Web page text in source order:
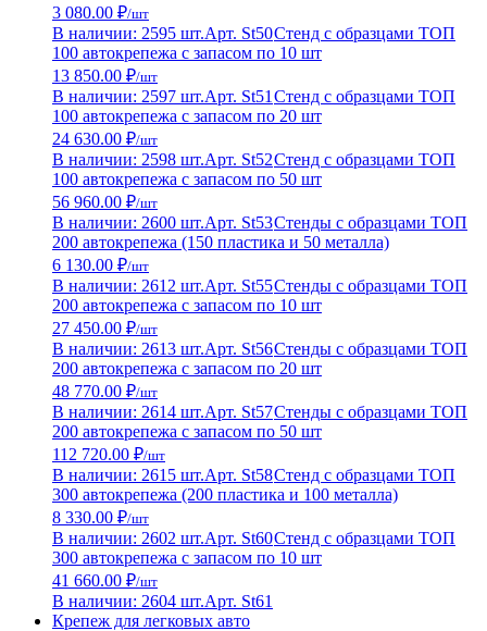
3 080.00 ₽/шт
В наличии: 2595 шт.Арт. St50Стенд с образцами ТОП
100 автокрепежа с запасом по 10 шт
13 850.00 ₽/шт
В наличии: 2597 шт.Арт. St51 Стенд с образцами ТОП
100 автокрепежа с запасом по 20 шт
24 630.00 ₽/шт
В наличии: 2598 шт.Арт. St52Стенд с образцами ТОП
100 автокрепежа с запасом по 50 шт
56 960.00 ₽/шт
В наличии: 2600 шт.Арт. St53Стенды с образцами ТОП
200 автокрепежа (150 пластика и 50 металла)
6 130.00 ₽/шт
В наличии: 2612 шт.Арт. St55Стенды с образцами ТОП
200 автокрепежа с запасом по 10 шт
27 450.00 ₽/шт
В наличии: 2613 шт.Арт. St56Стенды с образцами ТОП
200 автокрепежа с запасом по 20 шт
48 770.00 ₽/шт
В наличии: 2614 шт.Арт. St57Стенды с образцами ТОП
200 автокрепежа с запасом по 50 шт
112 720.00 ₽/шт
В наличии: 2615 шт.Арт. St58Стенд с образцами ТОП
300 автокрепежа (200 пластика и 100 металла)
8 330.00 ₽/шт
В наличии: 2602 шт.Арт. St60Стенд с образцами ТОП
300 автокрепежа с запасом по 10 шт
41 660.00 ₽/шт
В наличии: 2604 шт.Арт. St61
Крепеж для легковых авто